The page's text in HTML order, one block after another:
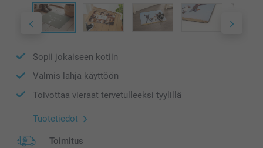
Sopii jokaiseen kotiin
Valmis lahja käyttöön
Toivottaa vieraat tervetulleeksi tyylillä
Tuotetiedot
Toimitus